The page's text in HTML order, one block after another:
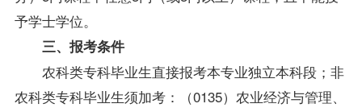
予学士学位。
三、 报考条件
农科类专科毕业生直接报考本专业独立本科段；非
农科类专科毕业生须加考：（0135）农业经济与管理、